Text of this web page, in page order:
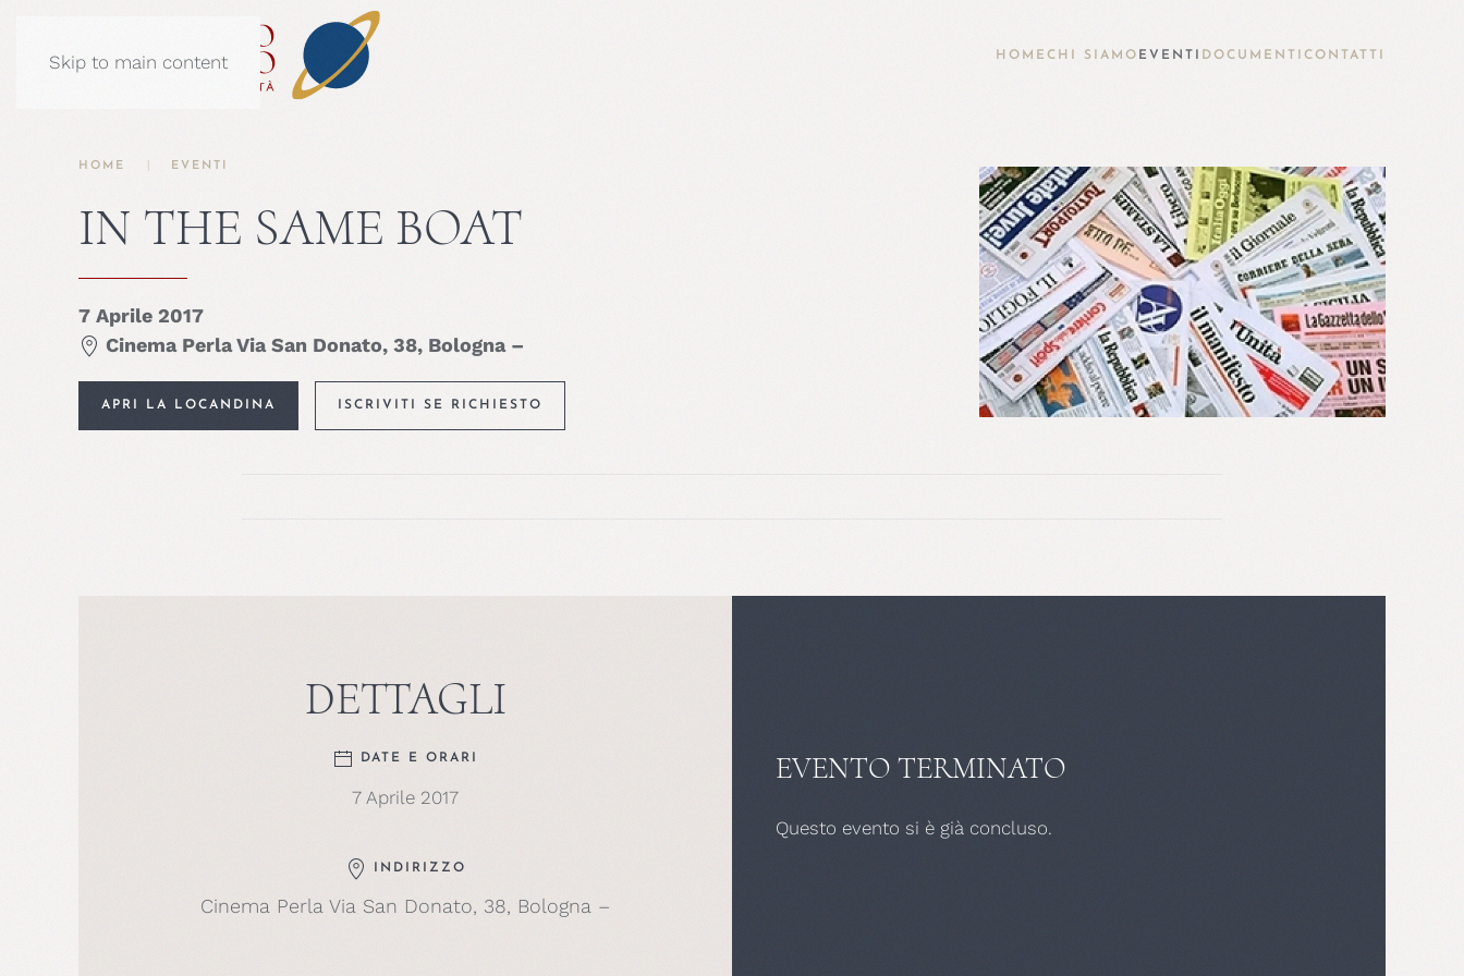
Skip to main content HOME CHI SIAMO EVENTI DOCUMENTI CONTATTI
HOME EVENTI
IN THE SAME BOAT
7 Aprile 2017
Cinema Perla Via San Donato, 38, Bologna –
APRI LA LOCANDINA ISCRIVITI SE RICHIESTO
DETTAGLI
DATE E ORARI
7 Aprile 2017
INDIRIZZO
Cinema Perla Via San Donato, 38, Bologna –
EVENTO TERMINATO
Questo evento si è già concluso.